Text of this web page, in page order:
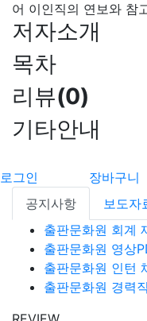
어 이인직의 연보와 참
저자소개
목차
리뷰(0)
기타안내
로그인 장바구니
공지사항
보도자
출판문화원 회계
출판문화원 영상
출판문화원 인턴
출판문화원 경력